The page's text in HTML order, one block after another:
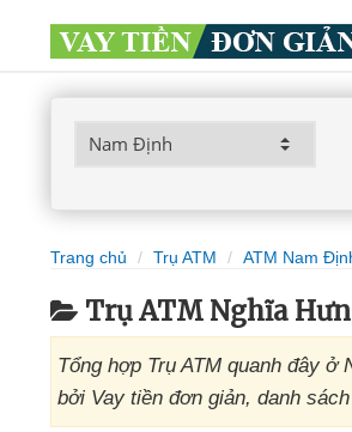
Trang chủ Trụ ATM ATM Nam
Trụ ATM Nghĩa
Tổng hợp Trụ ATM quanh đây
bởi Vay tiền đơn giản, danh